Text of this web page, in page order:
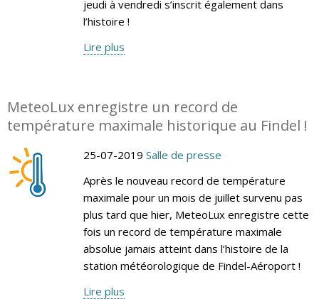
jeudi à vendredi s’inscrit également dans
l’histoire !
Lire plus
MeteoLux enregistre un record de
température maximale historique au Findel !
25-07-2019 Salle de presse
Après le nouveau record de température
maximale pour un mois de juillet survenu pas
plus tard que hier, MeteoLux enregistre cette
fois un record de température maximale
absolue jamais atteint dans l’histoire de la
station météorologique de Findel-Aéroport !
Lire plus